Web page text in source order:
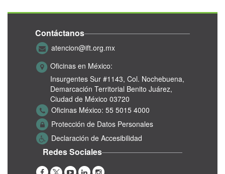
Contáctanos
atencion@ift.org.mx
Oficinas en México:
Insurgentes Sur #1143, Col. Nochebuena,
Demarcación Territorial Benito Juárez,
Ciudad de México 03720
Oficinas México: 55 5015 4000
Protección de Datos Personales
Declaración de Accesibilidad
Redes Sociales